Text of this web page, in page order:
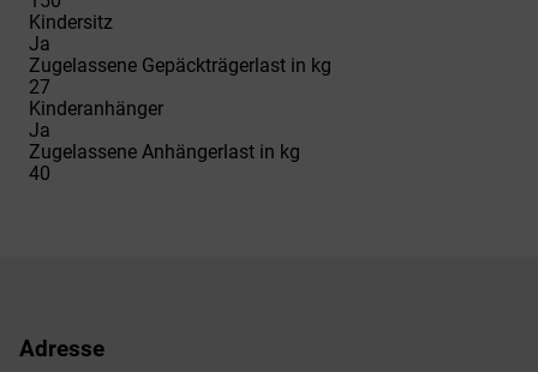
Kindersitz
Ja
Zugelassene Gepäckträgerlast in kg
27
Kinderanhänger
Ja
Zugelassene Anhängerlast in kg
40
Adresse